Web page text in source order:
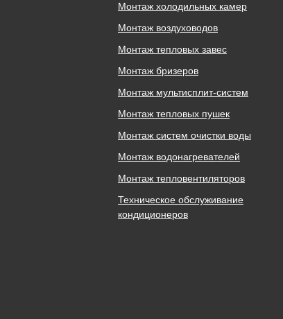
Монтаж холодильных камер
Монтаж воздуховодов
Монтаж тепловых завес
Монтаж бризеров
Монтаж мультисплит-систем
Монтаж тепловых пушек
Монтаж систем очистки воды
Монтаж водонагревателей
Монтаж тепловентиляторов
Техническое обслуживание
кондиционеров